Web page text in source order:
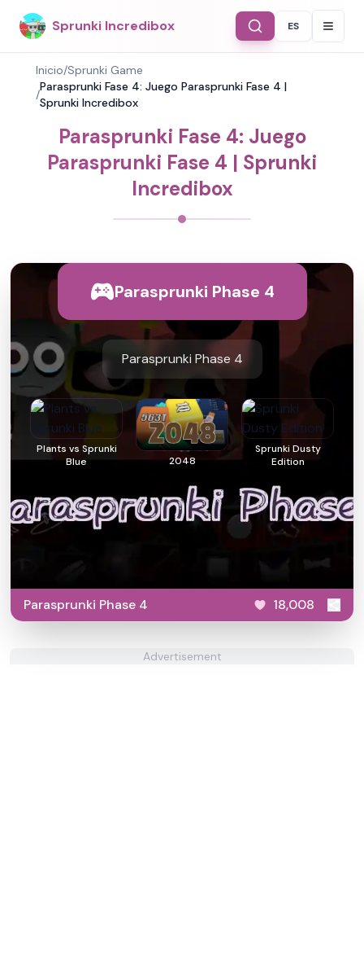
Sprunki Incredibox Select
ES
Inicio/Sprunki Game
/
Parasprunki Fase 4: Juego Parasprunki Fase 4 |
Sprunki Incredibox
Parasprunki Fase 4: Juego
Parasprunki Fase 4 | Sprunki
Incredibox
Parasprunki Phase 4
Parasprunki Phase 4
Plants vs Sprunki
Blue
2048
Sprunki Dusty
Edition
​Parasprunki Phase 4 18,008
Advertisement